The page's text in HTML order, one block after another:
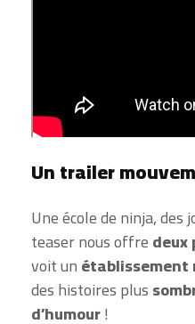
Un trailer
Une école de ninja,
teaser nous offre
voit unétablissement
des histoires plus
d’humour!